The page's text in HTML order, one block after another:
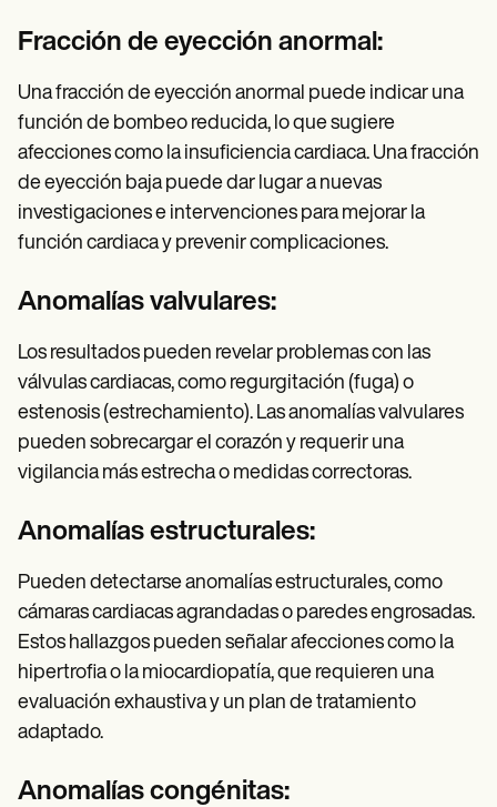
Fracción de eyección anormal:
Una fracción de eyección anormal puede indicar una
función de bombeo reducida, lo que sugiere
afecciones como la insuficiencia cardiaca. Una fracción
de eyección baja puede dar lugar a nuevas
investigaciones e intervenciones para mejorar la
función cardiaca y prevenir complicaciones.
Anomalías valvulares:
Los resultados pueden revelar problemas con las
válvulas cardiacas, como regurgitación (fuga) o
estenosis (estrechamiento). Las anomalías valvulares
pueden sobrecargar el corazón y requerir una
vigilancia más estrecha o medidas correctoras.
Anomalías estructurales:
Pueden detectarse anomalías estructurales, como
cámaras cardiacas agrandadas o paredes engrosadas.
Estos hallazgos pueden señalar afecciones como la
hipertrofia o la miocardiopatía, que requieren una
evaluación exhaustiva y un plan de tratamiento
adaptado.
Anomalías congénitas: